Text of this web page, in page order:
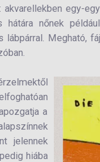
egy-
nőnek
Megható,
a
jelennek
hiába